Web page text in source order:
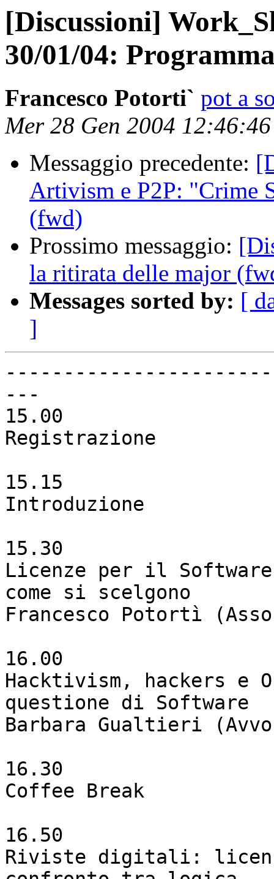
[Discussioni]
30/01/04:
Francesco Potorti` pot a
Mer 28 Gen 2004
Messaggio precedente:
Artivism e P2P: "Crime
(fwd)
Prossimo messaggio:
la ritirata delle major
Messages sorted by: [
]
---
15.00
Registrazione
15.15
Introduzione
15.30
Licenze per il
come si scelgono
Francesco Potortì
16.00
Hacktivism, hackers e
questione di Software
Barbara Gualtieri
16.30
Coffee Break
16.50
Riviste digitali: